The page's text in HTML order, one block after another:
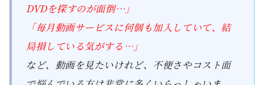
DVDを探すのが面倒…」
「毎月動画サービスに何個も加入していて、結
局損している気がする…」
など、動画を見たいけれど、不便さやコスト面